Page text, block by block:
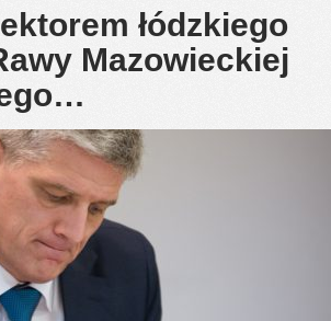
łódzkiego
Mazowieckiej